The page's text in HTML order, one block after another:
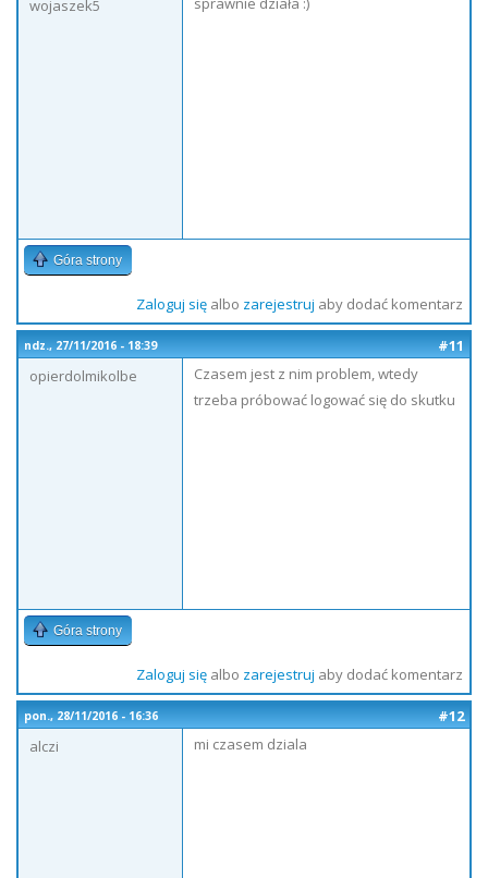
wojaszek5
Góra strony
Zaloguj sięalbo zarejestruj aby dodać komentarz
ndz., 27/11/2016 - 18:39
#11
opierdolmikolbe
Czasem jest z nim problem, wtedy
trzeba próbować logować się do skutku
Góra strony
Zaloguj sięalbo zarejestruj aby dodać komentarz
pon., 28/11/2016 - 16:36
#12
alczi
mi czasem dziala